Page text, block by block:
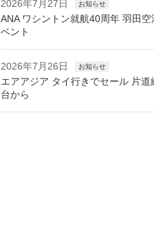
2026年7月27日 お知らせ
ANA ワシントン就航40周年 羽田空
ベント
2026年7月26日 お知らせ
エアアジア タイ行きでセール 片道
台から